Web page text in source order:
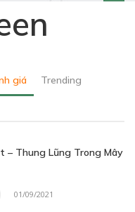
giá Trending
– Thung Lũng Trong Mây
01/09/2021